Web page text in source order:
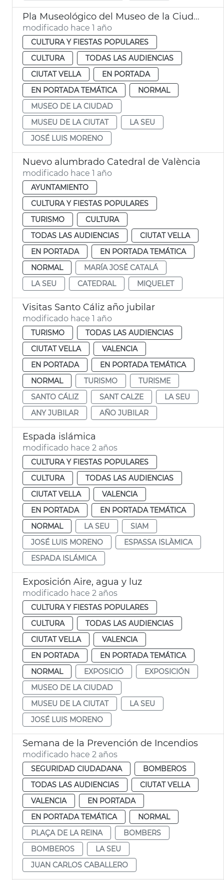
Pla Museológico del Museo de la Ciudad
modificado hace 1 año
CULTURA Y FIESTAS POPULARES
CULTURA
TODAS LAS AUDIENCIAS
CIUTAT VELLA
EN PORTADA
EN PORTADA TEMÁTICA
NORMAL
MUSEO DE LA CIUDAD
MUSEU DE LA CIUTAT
LA SEU
JOSÉ LUIS MORENO
Nuevo alumbrado Catedral de València
modificado hace 1 año
AYUNTAMIENTO
CULTURA Y FIESTAS POPULARES
TURISMO
CULTURA
TODAS LAS AUDIENCIAS
CIUTAT VELLA
EN PORTADA
EN PORTADA TEMÁTICA
NORMAL
MARÍA JOSÉ CATALÁ
LA SEU
CATEDRAL MIQUELET
Visitas Santo Cáliz año jubilar
modificado hace 1 año
TURISMO
TODAS LAS AUDIENCIAS
CIUTAT VELLA
VALENCIA
EN PORTADA
EN PORTADA TEMÁTICA
NORMAL
TURISMO
TURISME
SANTO CÁLIZ
SANT CALZE
LA SEU
ANY JUBILAR
AÑO JUBILAR
Espada islámica
modificado hace 2 años
CULTURA Y FIESTAS POPULARES
CULTURA
TODAS LAS AUDIENCIAS
CIUTAT VELLA
VALENCIA
EN PORTADA
EN PORTADA TEMÁTICA
NORMAL
LA SEU
SIAM
JOSÉ LUIS MORENO
ESPASSA ISLÀMICA
ESPADA ISLÁMICA
Exposición Aire, agua y luz
modificado hace 2 años
CULTURA Y FIESTAS POPULARES
CULTURA
TODAS LAS AUDIENCIAS
CIUTAT VELLA
VALENCIA
EN PORTADA
EN PORTADA TEMÁTICA
NORMAL
EXPOSICIÓ
EXPOSICIÓN
MUSEO DE LA CIUDAD
MUSEU DE LA CIUTAT
LA SEU
JOSÉ LUIS MORENO
Semana de la Prevención de Incendios
modificado hace 2 años
SEGURIDAD CIUDADANA
BOMBEROS
TODAS LAS AUDIENCIAS
CIUTAT VELLA
VALENCIA
EN PORTADA
EN PORTADA TEMÁTICA
NORMAL
PLAÇA DE LA REINA
BOMBERS
BOMBEROS
LA SEU
JUAN CARLOS CABALLERO